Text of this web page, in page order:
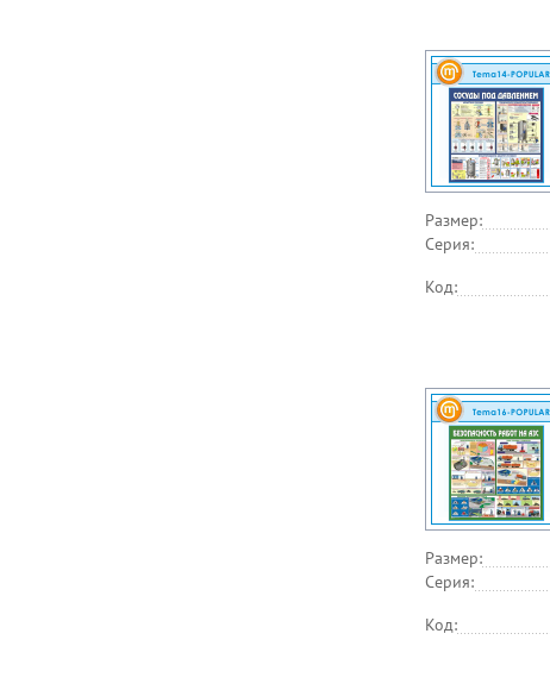
Размер:
Серия:
Код:
Размер:
Серия:
Код: